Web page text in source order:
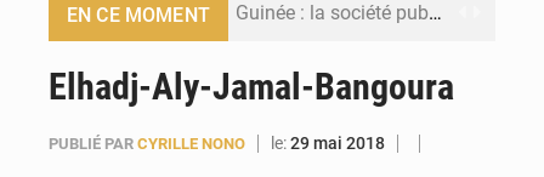
EN CE MOMENT Guinée : la société publique Nimba Mining Company signe sa première convention minière
Elhadj-Aly-Jamal-Bangoura
PUBLIÉ PAR CYRILLE NONO le:29 mai 2018